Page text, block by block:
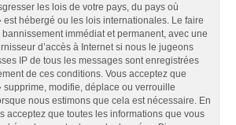
les lois de votre pays, du pays où
est hébergé ou les lois internationales. Le faire
immédiat et permanent, avec une
d’accès à Internet si nous le jugeons
IP de tous les messages sont enregistrées
de ces conditions. Vous acceptez que
supprime, modifie, déplace ou verrouille
nous estimons que cela est nécessaire. En
acceptez que toutes les informations que vous